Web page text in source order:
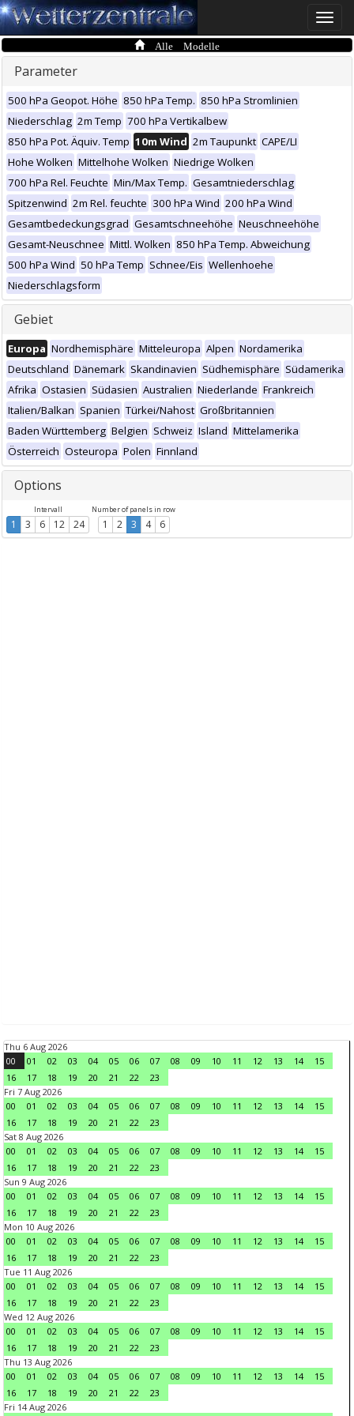
Toggle
Alle Modelle
Parameter
500 hPa Geopot. Höhe 850 hPa Temp. 850 hPa Stromlinien
Niederschlag 2m Temp 700 hPa Vertikalbew
850 hPa Pot. Äquiv. Temp 10m Wind 2m Taupunkt CAPE/LI
Hohe Wolken Mittelhohe Wolken Niedrige Wolken
700 hPa Rel. Feuchte Min/Max Temp. Gesamtniederschlag
Spitzenwind 2m Rel. feuchte 300 hPa Wind 200 hPa Wind
Gesamtbedeckungsgrad Gesamtschneehöhe Neuschneehöhe
Gesamt-Neuschnee Mittl. Wolken 850 hPa Temp. Abweichung
500 hPa Wind 50 hPa Temp Schnee/Eis Wellenhoehe
Niederschlagsform
Gebiet
Europa Nordhemisphäre Mitteleuropa Alpen Nordamerika
Deutschland Dänemark Skandinavien Südhemisphäre Südamerika
Afrika Ostasien Südasien Australien Niederlande Frankreich
Italien/Balkan Spanien Türkei/Nahost Großbritannien
Baden Württemberg Belgien Schweiz Island Mittelamerika
Österreich Osteuropa Polen Finnland
Options
Intervall
1 3 6 12 24
Number of panels in row
1 2 3 4 6
Thu 6 Aug 2026
00
01 02 03 04 05 06 07 08 09 10 11 12 13 14
15
16
17 18 19 20 21 22
23
Fri 7 Aug 2026
00
01 02 03 04 05 06 07 08 09 10 11 12 13 14
15
16
17 18 19 20 21 22
23
Sat 8 Aug 2026
00
01 02 03 04 05 06 07 08 09 10 11 12 13 14
15
16
17 18 19 20 21 22
23
Sun 9 Aug 2026
00
01 02 03 04 05 06 07 08 09 10 11 12 13 14
15
16
17 18 19 20 21 22
23
Mon 10 Aug 2026
00
01 02 03 04 05 06 07 08 09 10 11 12 13 14
15
16
17 18 19 20 21 22
23
Tue 11 Aug 2026
00
01 02 03 04 05 06 07 08 09 10 11 12 13 14
15
16
17 18 19 20 21 22
23
Wed 12 Aug 2026
00
01 02 03 04 05 06 07 08 09 10 11 12 13 14
15
16
17 18 19 20 21 22
23
Thu 13 Aug 2026
00
01 02 03 04 05 06 07 08 09 10 11 12 13 14
15
16
17 18 19 20 21 22
23
Fri 14 Aug 2026